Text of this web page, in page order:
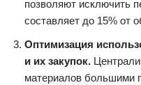
позволяют исключить
составляет до 15% от
Оптимизация
и их закупок.
материалов большими